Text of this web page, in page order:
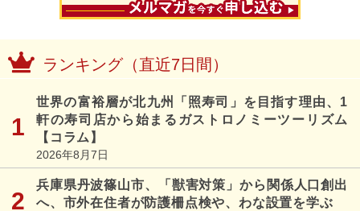
ランキング（直近7日間）
世界の富裕層が北九州「照寿司」を目指す理由、1
軒の寿司店から始まるガストロノミーツーリズム
【コラム】
2026年8月7日
兵庫県丹波篠山市、「獣害対策」から関係人口創出
へ、市外在住者が防護柵点検や、わな設置を学ぶ